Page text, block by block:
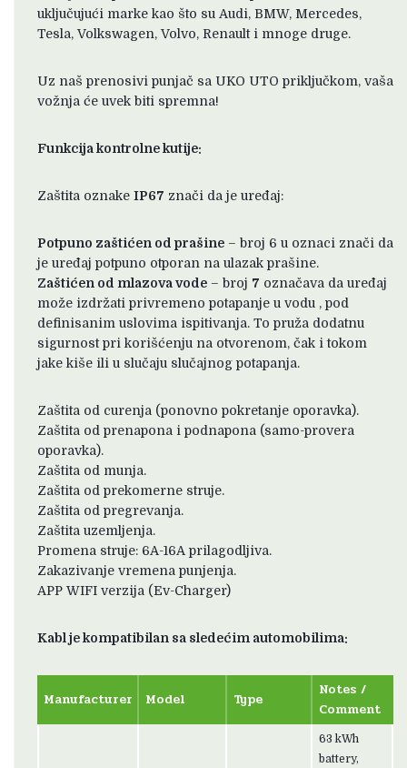
uključujući marke kao što su Audi, BMW, Mercedes,
Tesla, Volkswagen, Volvo, Renault i mnoge druge.
Uz naš prenosivi punjač sa UKO UTO priključkom, vaša
vožnja će uvek biti spremna!
Funkcija kontrolne kutije:
Zaštita oznake IP67 znači da je uređaj:
Potpuno zaštićen od prašine – broj 6 u oznaci znači da
je uređaj potpuno otporan na ulazak prašine.
Zaštićen od mlazova vode – broj 7 označava da uređaj
može izdržati privremeno potapanje u vodu , pod
definisanim uslovima ispitivanja. To pruža dodatnu
sigurnost pri korišćenju na otvorenom, čak i tokom
jake kiše ili u slučaju slučajnog potapanja.
Zaštita od curenja (ponovno pokretanje oporavka).
Zaštita od prenapona i podnapona (samo-provera
oporavka).
Zaštita od munja.
Zaštita od prekomerne struje.
Zaštita od pregrevanja.
Zaštita uzemljenja.
Promena struje: 6A-16A prilagodljiva.
Zakazivanje vremena punjenja.
APP WIFI verzija (Ev-Charger)
Kabl je kompatibilan sa sledećim automobilima:
Manufacturer Model Type
Notes /
Comment
63 kWh
battery,